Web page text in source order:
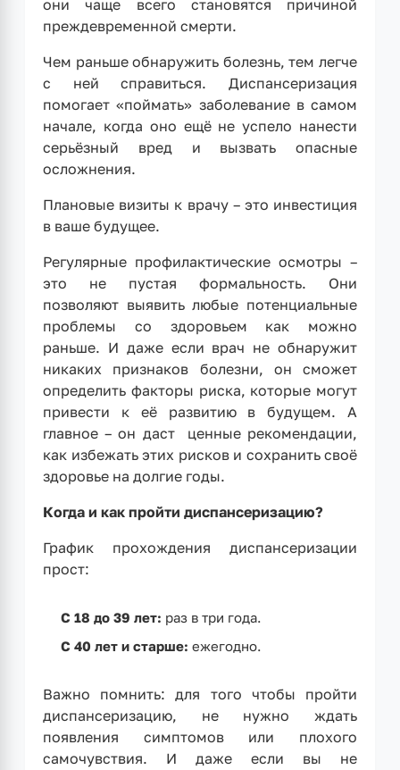
они чаще всего становятся причиной
преждевременной смерти.
Чем раньше обнаружить болезнь, тем легче
с ней справиться. Диспансеризация
помогает «поймать» заболевание в самом
начале, когда оно ещё не успело нанести
серьёзный вред и вызвать опасные
осложнения.
Плановые визиты к врачу – это инвестиция
в ваше будущее.
Регулярные профилактические осмотры –
это не пустая формальность. Они
позволяют выявить любые потенциальные
проблемы со здоровьем как можно
раньше. И даже если врач не обнаружит
никаких признаков болезни, он сможет
определить факторы риска, которые могут
привести к её развитию в будущем. А
главное – он даст ценные рекомендации,
как избежать этих рисков и сохранить своё
здоровье на долгие годы.
Когда и как пройти диспансеризацию?
График прохождения диспансеризации
прост:
С 18 до 39 лет: раз в три года.
С 40 лет и старше: ежегодно.
Важно помнить: для того чтобы пройти
диспансеризацию, не нужно ждать
появления симптомов или плохого
самочувствия. И даже если вы не